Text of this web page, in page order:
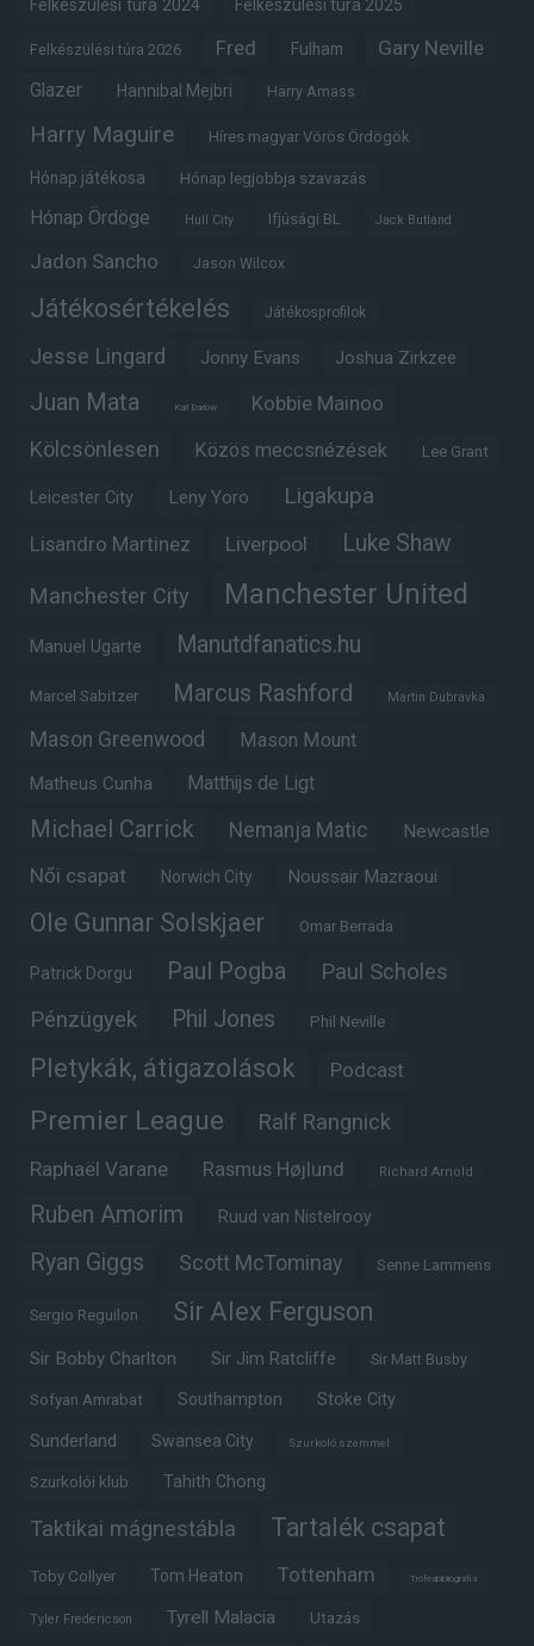
Felkészülési túra 2024 Felkészülési túra 2025
Felkészülési túra 2026 Fred Fulham Gary Neville
Glazer Hannibal Mejbri Harry Amass
Harry Maguire Híres magyar Vörös Ördögök
Hónap játékosa Hónap legjobbja szavazás
Hónap Ördöge Hull City Ifjúsági BL Jack Butland
Jadon Sancho Jason Wilcox
Játékosértékelés Játékosprofilok
Jesse Lingard Jonny Evans Joshua Zirkzee
Juan Mata Karl Darlow Kobbie Mainoo
Kölcsönlesen Közös meccsnézések Lee Grant
Leicester City Leny Yoro Ligakupa
Lisandro Martinez Liverpool Luke Shaw
Manchester City Manchester United
Manuel Ugarte Manutdfanatics.hu
Marcel Sabitzer Marcus Rashford Martin Dubravka
Mason Greenwood Mason Mount
Matheus Cunha Matthijs de Ligt
Michael Carrick Nemanja Matic Newcastle
Női csapat Norwich City Noussair Mazraoui
Ole Gunnar Solskjaer Omar Berrada
Patrick Dorgu Paul Pogba Paul Scholes
Pénzügyek Phil Jones Phil Neville
Pletykák, átigazolások Podcast
Premier League Ralf Rangnick
Raphaël Varane Rasmus Højlund Richard Arnold
Ruben Amorim Ruud van Nistelrooy
Ryan Giggs Scott McTominay Senne Lammens
Sergio Reguilon Sir Alex Ferguson
Sir Bobby Charlton Sir Jim Ratcliffe Sir Matt Busby
Sofyan Amrabat Southampton Stoke City
Sunderland Swansea City Szurkoló szemmel
Szurkolói klub Tahith Chong
Taktikai mágnestábla Tartalék csapat
Toby Collyer Tom Heaton Tottenham Trófeabibliográfia
Tyler Fredericson Tyrell Malacia Utazás